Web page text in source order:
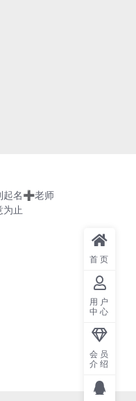
起名➕老师
止
首页
用户
中心
会员
介绍